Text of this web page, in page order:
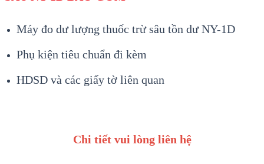
Máy đo dư lượng thuốc trừ sâu tồn dư NY-1D
Phụ kiện tiêu chuẩn đi kèm
HDSD và các giấy tờ liên quan
Chi tiết vui lòng liên hệ